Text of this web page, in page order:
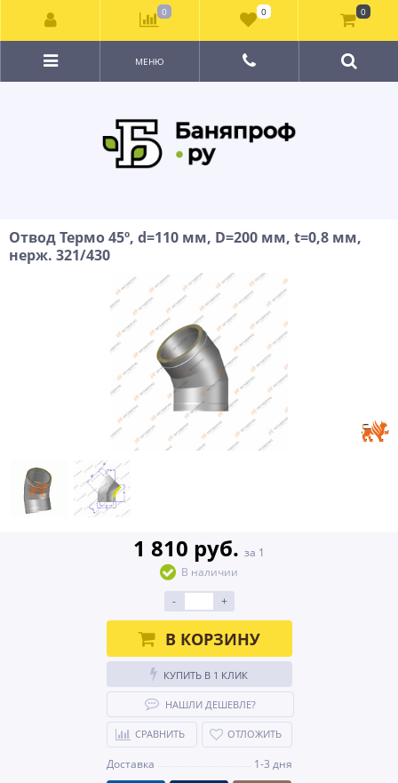
МЕНЮ
Отвод Термо 45º, d=110 мм, D=200 мм, t=0,8 мм,
нерж. 321/430
1 810 руб. за 1
В наличии
-
+
В КОРЗИНУ
КУПИТЬ В 1 КЛИК
НАШЛИ ДЕШЕВЛЕ?
СРАВНИТЬ ОТЛОЖИТЬ
Доставка 1-3 дня
0 0 0